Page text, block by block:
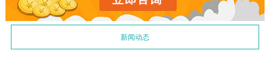
新闻动态